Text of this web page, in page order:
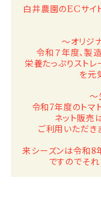
白井農園のECサイ
～オリジ
令和７年度、製
栄養たっぷりスト
を元
～
令和7年度のトマ
ネット販売
ご利用いただき
来シーズンは令和8
ですのでそれ